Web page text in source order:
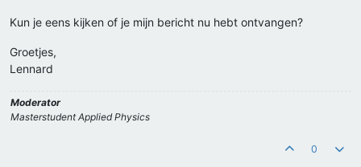
Kun je eens kijken of je mijn bericht nu hebt ontvangen?
Groetjes,
Lennard
Moderator
Masterstudent Applied Physics
0